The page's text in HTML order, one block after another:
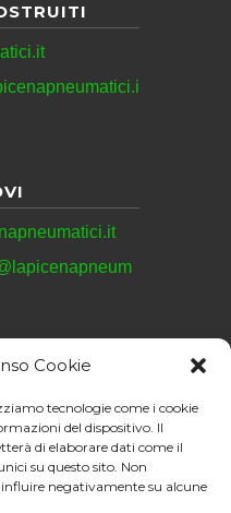
Cookie
tecnologie come i cookie
del dispositivo. Il
di elaborare dati come il
su questo sito. Non
negativamente su alcune